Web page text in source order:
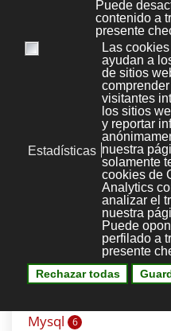
Tips & Tricks 5
Cheats
Protección de datos 0
Marketing y publicidad
Redes Sociales 3
Sistemas 2
Mysql 6